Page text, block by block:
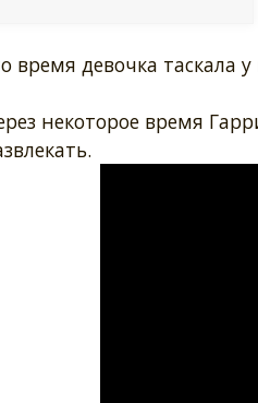
время девочка таскала
некоторое время